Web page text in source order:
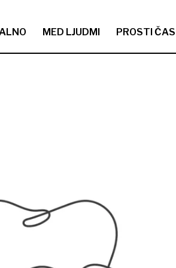
MED LJUDMI PROSTI ČAS